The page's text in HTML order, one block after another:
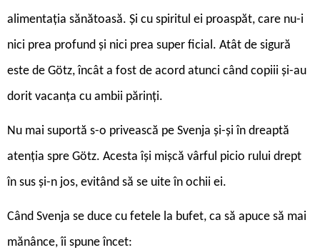
alimentația sănătoasă. Și cu spiritul ei proaspăt, care nu-i
nici prea profund și nici prea super ficial. Atât de sigură
este de Götz, încât a fost de acord atunci când copiii și-au
dorit vacanța cu ambii părinți.
Nu mai suportă s-o privească pe Svenja și-și în dreaptă
atenția spre Götz. Acesta își mișcă vârful picio rului drept
în sus și-n jos, evitând să se uite în ochii ei.
Când Svenja se duce cu fetele la bufet, ca să apuce să mai
mănânce, îi spune încet: